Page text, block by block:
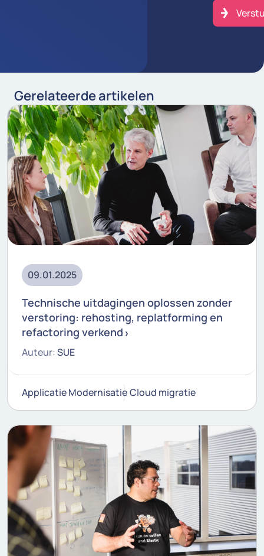
Gerelateerde artikelen
09.01.2025
Technische uitdagingen oplossen zonder
verstoring: rehosting, replatforming en
refactoring verkend
Auteur:SUE
Applicatie ModernisatieCloud migratie